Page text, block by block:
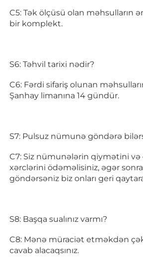
C5: Tək ölçüsü olan məhsulların
bir komplekt.
S6: Təhvil tarixi nədir?
C6: Fərdi sifariş olunan
Şanhay limanına 14 gündür.
S7: Pulsuz nümunə göndərə
C7: Siz nümunələrin qiymətini və
xərclərini ödəməlisiniz, əgər
göndərsəniz biz onları geri
S8: Başqa sualınız varmı?
C8: Mənə müraciət etməkdən
cavab alacaqsınız.